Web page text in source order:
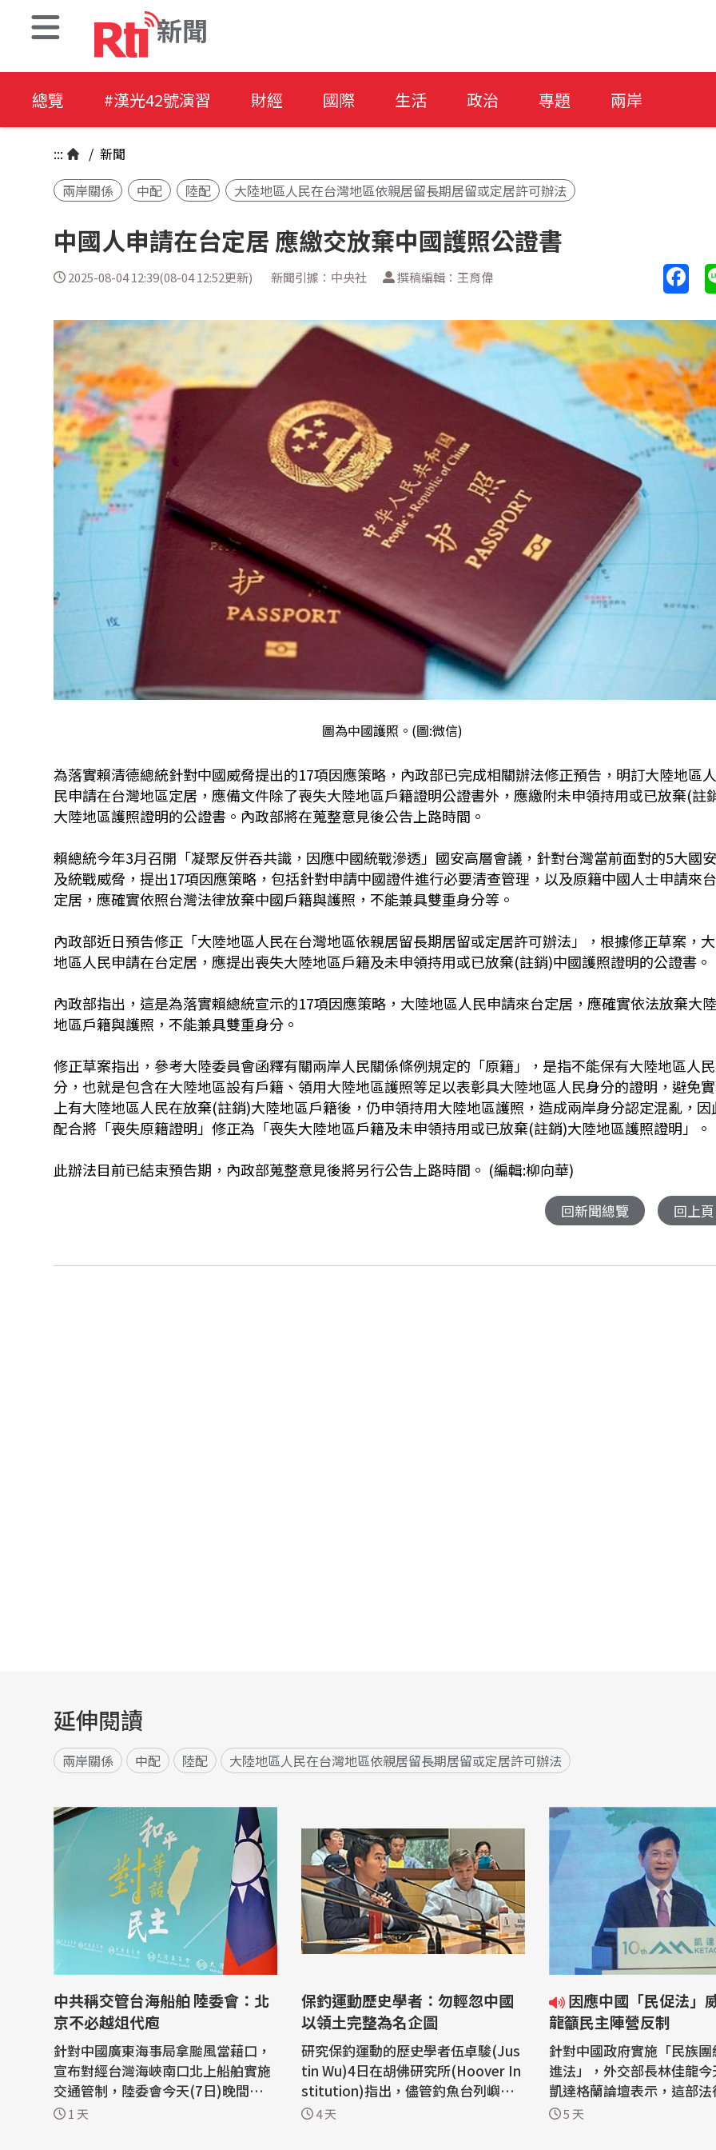
新聞
總覽 #漢光42號演習 財經 國際 生活 政治 專題 兩岸
::: / 新聞
兩岸關係
中配 陸配 大陸地區人民在台灣地區依親居留長期居留或定居許可辦法
中國人申請在台定居 應繳交放棄中國護照公證書
2025-08-04 12:39(08-04 12:52更新) 新聞引據：中央社 撰稿編輯：王育偉
圖為中國護照。(圖:微信)
為落實賴清德總統針對中國威脅提出的17項因應策略，內政部已完成相關辦法修正預告，明訂大陸地區
民申請在台灣地區定居，應備文件除了喪失大陸地區戶籍證明公證書外，應繳附未申領持用或已放棄(註
大陸地區護照證明的公證書。內政部將在蒐整意見後公告上路時間。
賴總統今年3月召開「凝聚反併吞共識，因應中國統戰滲透」國安高層會議，針對台灣當前面對的5大國
及統戰威脅，提出17項因應策略，包括針對申請中國證件進行必要清查管理，以及原籍中國人士申請來
定居，應確實依照台灣法律放棄中國戶籍與護照，不能兼具雙重身分等。
內政部近日預告修正「大陸地區人民在台灣地區依親居留長期居留或定居許可辦法」，根據修正草案，
地區人民申請在台定居，應提出喪失大陸地區戶籍及未申領持用或已放棄(註銷)中國護照證明的公證書。
內政部指出，這是為落實賴總統宣示的17項因應策略，大陸地區人民申請來台定居，應確實依法放棄大
地區戶籍與護照，不能兼具雙重身分。
修正草案指出，參考大陸委員會函釋有關兩岸人民關係條例規定的「原籍」，是指不能保有大陸地區人
分，也就是包含在大陸地區設有戶籍、領用大陸地區護照等足以表彰具大陸地區人民身分的證明，避免
上有大陸地區人民在放棄(註銷)大陸地區戶籍後，仍申領持用大陸地區護照，造成兩岸身分認定混亂，因
配合將「喪失原籍證明」修正為「喪失大陸地區戶籍及未申領持用或已放棄(註銷)大陸地區護照證明」。
此辦法目前已結束預告期，內政部蒐整意見後將另行公告上路時間。 (編輯:柳向華)
回新聞總覽 回上頁
延伸閱讀
兩岸關係 中配 陸配 大陸地區人民在台灣地區依親居留長期居留或定居許可辦法
中共稱交管台海船舶 陸委會：北
京不必越俎代庖
針對中國廣東海事局拿颱風當藉口，
宣布對經台灣海峽南口北上船舶實施
交通管制，陸委會今天(7日)晚間表
示，中共假借白海豚颱風來襲，聲稱
1 天
保釣運動歷史學者：勿輕忽中國
以領土完整為名企圖
研究保釣運動的歷史學者伍卓駿(Jus
tin Wu)4日在胡佛研究所(Hoover In
stitution)指出，儘管釣魚台列嶼未
來局勢難以預測，但鑑於先前俄羅斯
4 天
因應中國「民促法」威脅 林佳
龍籲民主陣營反制
針對中國政府實施「民族
進法」，外交部長林佳龍
凱達格蘭論壇表示，這部
國執法機關恣意解釋的空
5 天